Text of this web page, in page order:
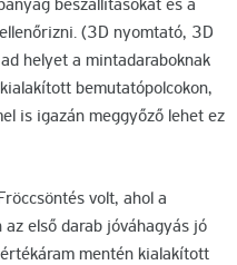
beszállításokat és a
(3D nyomtató, 3D
helyet a mintadaraboknak
bemutatópolcokon,
is igazán meggyőző lehet ez
volt, ahol a
első darab jóváhagyás jó
mentén kialakított